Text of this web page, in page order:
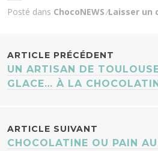
Posté dans ChocoNEWS Laisser un
NAVIGATION
DES
ARTICLES
ARTICLE PRÉCÉDENT
UN ARTISAN DE
GLACE… À LA
ARTICLE SUIVANT
CHOCOLATINE OU PAIN